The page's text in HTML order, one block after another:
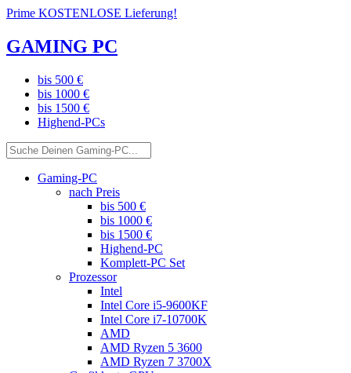
Prime KOSTENLOSE Lieferung!
GAMING PC
bis 500 €
bis 1000 €
bis 1500 €
Highend-PCs
Gaming-PC
nach Preis
bis 500 €
bis 1000 €
bis 1500 €
Highend-PC
Komplett-PC Set
Prozessor
Intel
Intel Core i5-9600KF
Intel Core i7-10700K
AMD
AMD Ryzen 5 3600
AMD Ryzen 7 3700X